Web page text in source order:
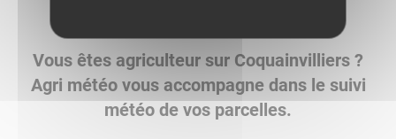
Vous êtes agriculteur sur Coquainvilliers ?
Agri météo vous accompagne dans le suivi
météo de vos parcelles.